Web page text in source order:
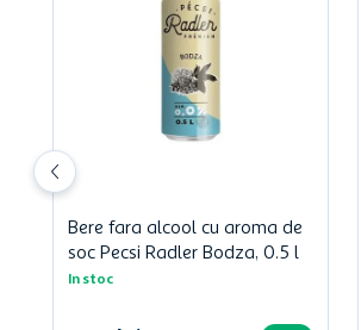
Bere fara alcool cu aroma de
soc Pecsi Radler Bodza, 0.5 l
In stoc